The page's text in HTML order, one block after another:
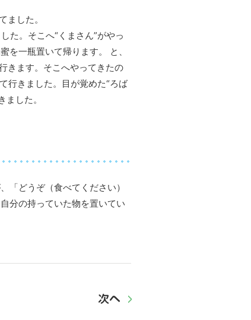
ました。
た。そこへ“くまさん”がやっ
を一瓶置いて帰ります。 と、
きます。そこへやってきたの
行きました。目が覚めた“ろば
した。
「どうぞ（食べてください）
分の持っていた物を置いてい
次へ